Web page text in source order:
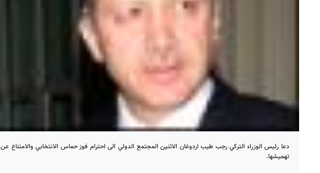
دعا رئيس الوزراء التركي رجب طيب اردوغان الاثنين المجتمع الدولي الى احترام فوز حماس الانتخابي والامتناع عن
تهميشها.